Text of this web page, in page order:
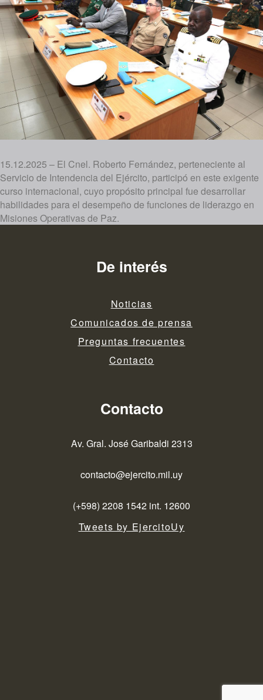
15.12.2025 – El Cnel. Roberto Fernández, perteneciente al
Servicio de Intendencia del Ejército, participó en este exigente
curso internacional, cuyo propósito principal fue desarrollar
habilidades para el desempeño de funciones de liderazgo en
Misiones Operativas de Paz.
De interés
Noticias
Comunicados de prensa
Preguntas frecuentes
Contacto
Contacto
Av. Gral. José Garibaldi 2313
contacto@ejercito.mil.uy
(+598) 2208 1542 int. 12600
Tweets by EjercitoUy